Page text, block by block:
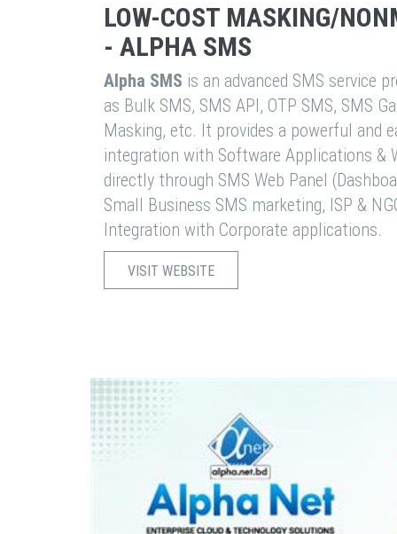
LOW-COST MASKING/
- ALPHA SMS
Alpha SMS is an advanced SMS service
as Bulk SMS, SMS API, OTP SMS, SMS
Masking, etc. It provides a powerful and
integration with Software Applications &
directly through SMS Web Panel
Small Business SMS marketing, ISP &
Integration with Corporate applications.
VISIT WEBSITE